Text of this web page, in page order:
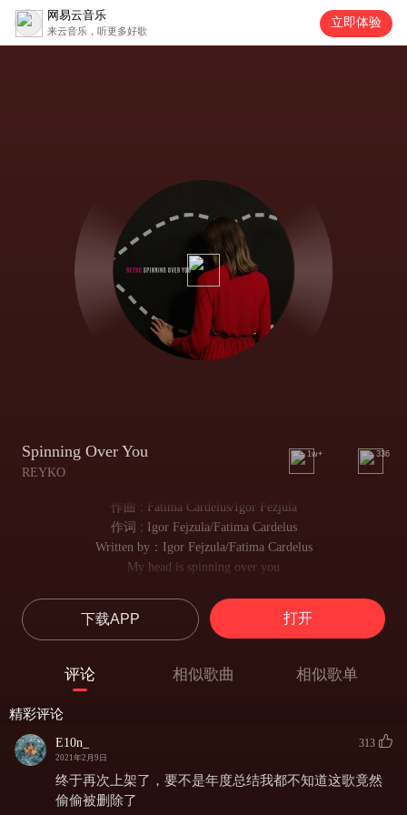
网易云音乐
来云音乐，听更多好歌
立即体验
Spinning Over You
REYKO
1w+ 336
作曲 : Fatima Cardelus/Igor Fezjula
作词 : Igor Fejzula/Fatima Cardelus
Written by：Igor Fejzula/Fatima Cardelus
My head is spinning over you
I think I'm losing my defenses
我想，此刻我正被迫失去防卫
And when I'm standing next to you
当我站在你身边的时候
I feel the failure of my senses
我想，此刻我正迷失于汪洋
And when I hear you say my name
下载APP 打开
评论 相似歌曲 相似歌单
精彩评论
E10n_
2021年2月9日
313
终于再次上架了，要不是年度总结我都不知道这歌竟然
偷偷被删除了